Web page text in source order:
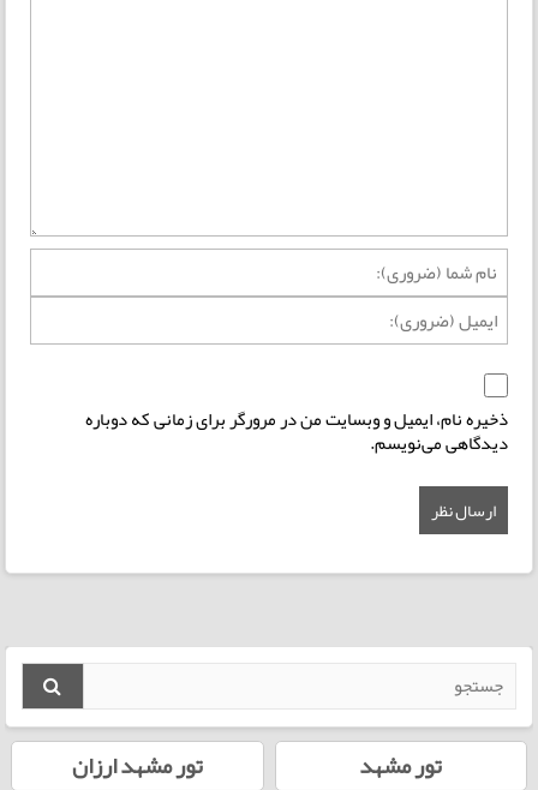
ذخیره نام، ایمیل و وبسایت من در مرورگر برای زمانی که دوباره
دیدگاهی می‌نویسم.
تور مشهد
تور مشهد ارزان